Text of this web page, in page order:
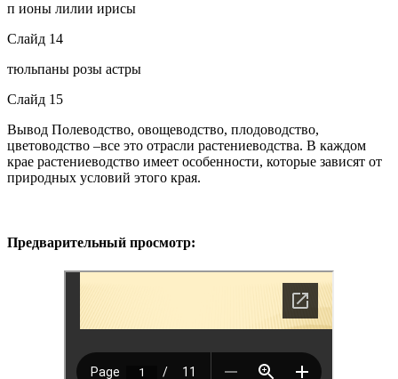
п ионы лилии ирисы
Слайд 14
тюльпаны розы астры
Слайд 15
Вывод Полеводство, овощеводство, плодоводство,
цветоводство –все это отрасли растениеводства. В каждом
крае растениеводство имеет особенности, которые зависят от
природных условий этого края.
Предварительный просмотр: